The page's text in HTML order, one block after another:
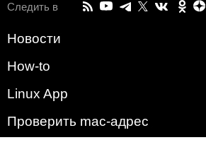
Следить в
Новости
How-to
Linux App
Проверить mac-адрес